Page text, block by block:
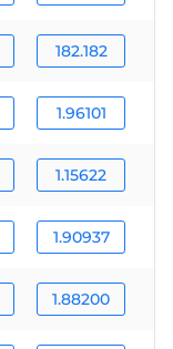
182.182
1.96101
1.15622
1.90937
1.88200